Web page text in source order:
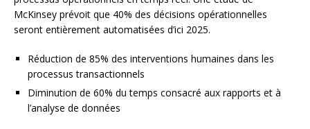
McKinsey prévoit que 40% des décisions opérationnelles
seront entièrement automatisées d’ici 2025.
Réduction de 85% des interventions humaines dans les
processus transactionnels
Diminution de 60% du temps consacré aux rapports et à
l’analyse de données